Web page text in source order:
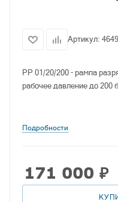
Артикул: 4649
РР 01/20/200 - рампа
рабочее давление до 200
Подробности
171 000 ₽